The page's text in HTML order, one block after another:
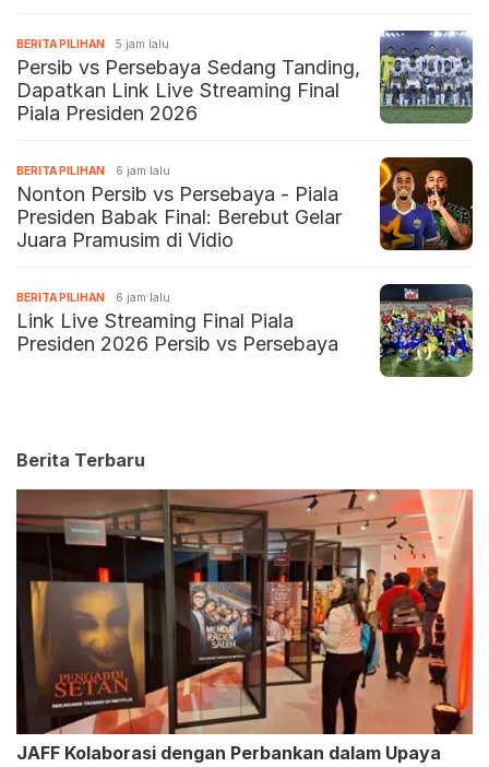
BERITA PILIHAN 5 jam lalu
Persib vs Persebaya Sedang Tanding,
Dapatkan Link Live Streaming Final
Piala Presiden 2026
BERITA PILIHAN 6 jam lalu
Nonton Persib vs Persebaya - Piala
Presiden Babak Final: Berebut Gelar
Juara Pramusim di Vidio
BERITA PILIHAN 6 jam lalu
Link Live Streaming Final Piala
Presiden 2026 Persib vs Persebaya
Berita Terbaru
JAFF Kolaborasi dengan Perbankan dalam Upaya